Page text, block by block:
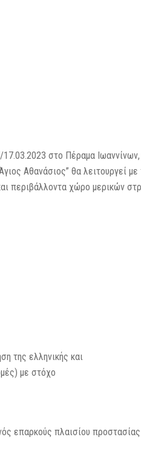
στο Πέραμα Ιωαννίνων,
Αθανάσιος” θα λειτουργεί
περιβάλλοντα χώρο μερικών
της ελληνικής και
με στόχο
επαρκούς πλαισίου